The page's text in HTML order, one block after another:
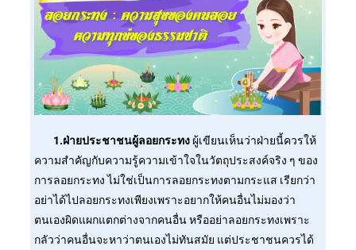
1.ฝ่ายประชาชนผู้ลอยกระทงผู้เขียนเห็นว่าฝ่ายนี้ควรให้
ความสำคัญกับความรู้ความเข้าใจในวัตถุประสงค์จริง ๆ ของ
การลอยกระทง ไม่ใช่เป็นการลอยกระทงตามกระแส เรียกว่า
อย่าได้ไปลอยกระทงเพียงเพราะอยากให้คนอื่นไม่มองว่า
ตนเองผิดแผกแตกต่างจากคนอื่น หรืออย่าลอยกระทงเพราะ
กลัวว่าคนอื่นจะหาว่าตนเองไม่ทันสมัย แต่ประชาชนควรได้